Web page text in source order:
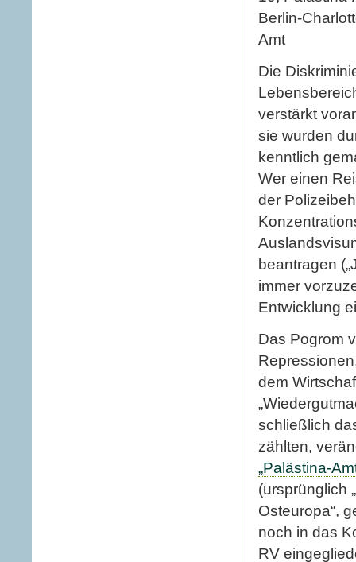
Berlin-
Amt
Die
verstärkt
sie wurden
kenntlich
Wer einen
der
beantragen
immer
Entwicklung
Das Pogrom
dem
schließlich
zählten,
„Palästina-
(ursprünglich
Osteuropa“,
noch in das
RV